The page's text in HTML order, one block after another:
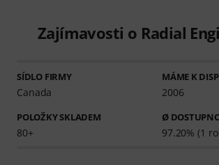
Zajímavosti o Radial
SÍDLO FIRMY
Canada
MÁME K
2006
POLOŽKY SKLADEM
80+
Ø
97.20% (1